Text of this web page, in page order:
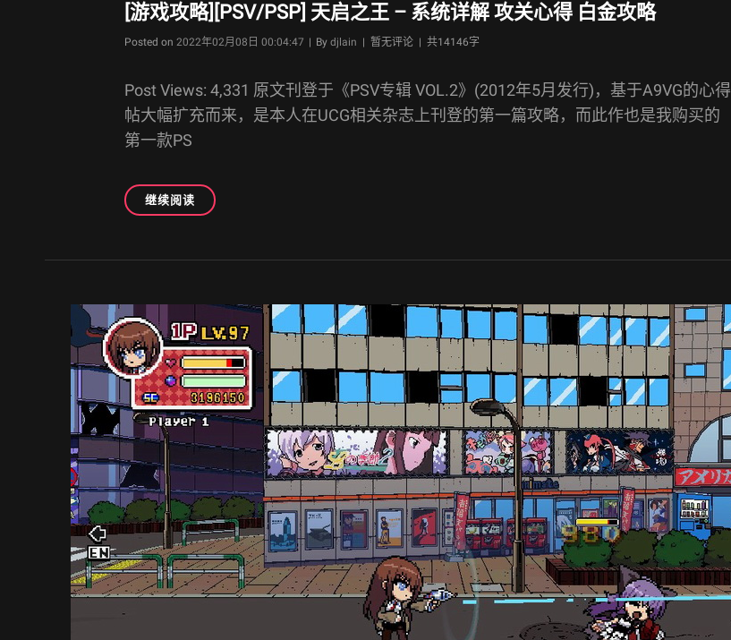
[游戏攻略][PSV/PSP] 天启之王 – 系统详解 攻关心得 白金攻略
Posted on2022年02月08日 00:04:47 | ByByline
djlain | 暂无评论 |共14146字
Post Views: 4,331 原文刊登于《PSV专辑 VOL.2》(2012年5月发行)，基于A9VG的心得
帖大幅扩充而来，是本人在UCG相关杂志上刊登的第一篇攻略，而此作也是我购买的
第一款PS
继续阅读
戏
之
王
–
系
统
详
解
攻
心
得
白
金
攻
略